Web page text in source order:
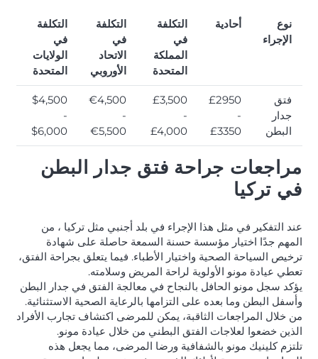
نوع
الإجراء
أحادية
التكلفة
في
المملكة
المتحدة
التكلفة
في
الاتحاد
الأوروبي
التكلفة
في
الولايات
المتحدة
فتق
جدار
البطن
£2950
-
£3350
£3,500
-
£4,000
€4,500
-
€5,500
$4,500
-
$6,000
مراجعات جراحة فتق جدار البطن
في تركيا
عند التفكير في مثل هذا الإجراء في بلد أجنبي مثل تركيا ، من
المهم جدًا اختيار مؤسسة حسنة السمعة حاصلة على شهادة
ترخيص السياحة الصحية واختيار الأطباء. فيما يتعلق بجراحة الفتق،
تعطي عيادة مونو الأولوية لراحة المريض وسلامته.
يؤكد سجل مونو الحافل بالنجاح في معالجة الفتق في جدار البطن
وأسفل البطن وما بعده على التزامها بالرعاية الصحية الاستثنائية.
من خلال المراجعات الثاقبة، يمكن للمرضى اكتشاف تجارب الأفراد
الذين خضعوا لعلاجات الفتق البطني من خلال عيادة مونو.
تلتزم كلينيك مونو بالشفافية ورضا المرضى، مما يجعل هذه